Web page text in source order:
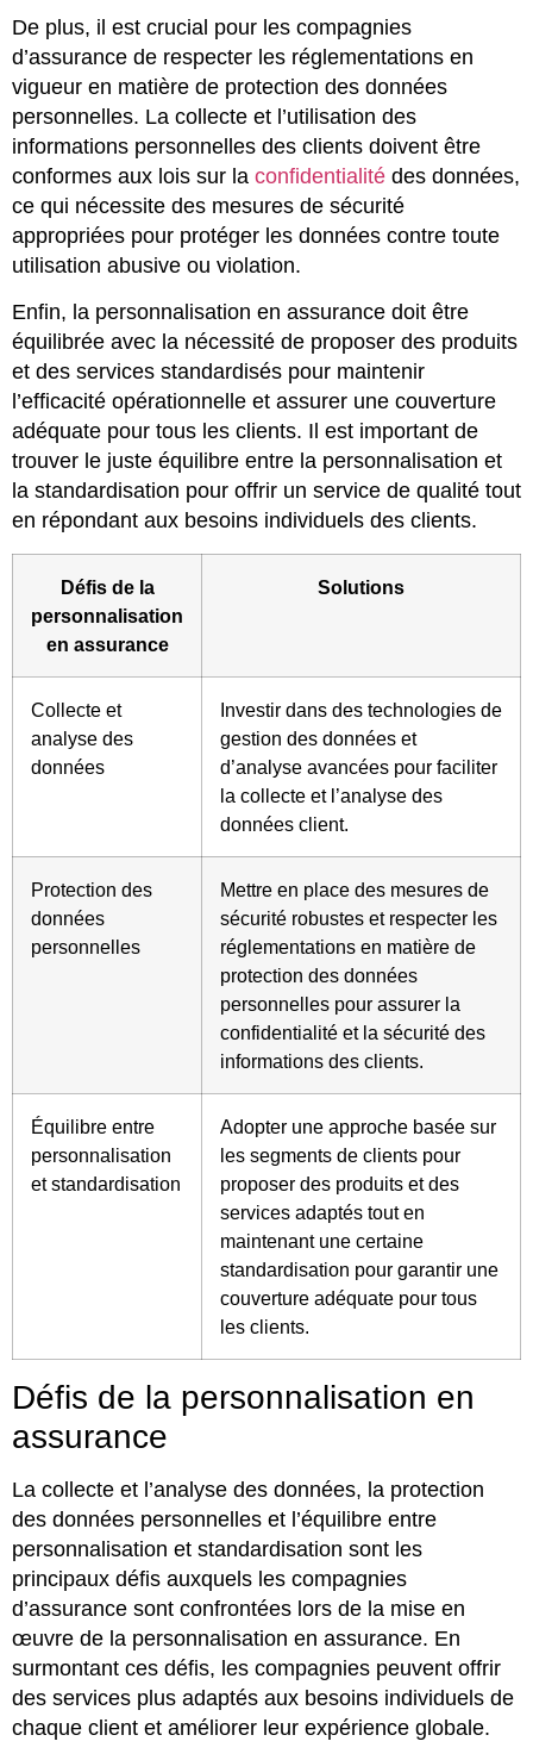
De plus, il est crucial pour les compagnies
d’assurance de respecter les réglementations en
vigueur en matière de protection des données
personnelles. La collecte et l’utilisation des
informations personnelles des clients doivent être
conformes aux lois sur la confidentialité des données,
ce qui nécessite des mesures de sécurité
appropriées pour protéger les données contre toute
utilisation abusive ou violation.
Enfin, la personnalisation en assurance doit être
équilibrée avec la nécessité de proposer des produits
et des services standardisés pour maintenir
l’efficacité opérationnelle et assurer une couverture
adéquate pour tous les clients. Il est important de
trouver le juste équilibre entre la personnalisation et
la standardisation pour offrir un service de qualité tout
en répondant aux besoins individuels des clients.
Défis de la
personnalisation
en assurance
Solutions
Collecte et
analyse des
données
Investir dans des technologies de
gestion des données et
d’analyse avancées pour faciliter
la collecte et l’analyse des
données client.
Protection des
données
personnelles
Mettre en place des mesures de
sécurité robustes et respecter les
réglementations en matière de
protection des données
personnelles pour assurer la
confidentialité et la sécurité des
informations des clients.
Équilibre entre
personnalisation
et standardisation
Adopter une approche basée sur
les segments de clients pour
proposer des produits et des
services adaptés tout en
maintenant une certaine
standardisation pour garantir une
couverture adéquate pour tous
les clients.
Défis de la personnalisation en
assurance
La collecte et l’analyse des données, la protection
des données personnelles et l’équilibre entre
personnalisation et standardisation sont les
principaux défis auxquels les compagnies
d’assurance sont confrontées lors de la mise en
œuvre de la personnalisation en assurance. En
surmontant ces défis, les compagnies peuvent offrir
des services plus adaptés aux besoins individuels de
chaque client et améliorer leur expérience globale.